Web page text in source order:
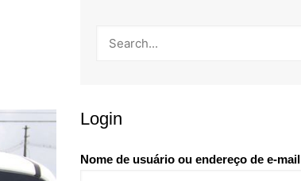
Login
Nome de usuário ou endereço de e-mail